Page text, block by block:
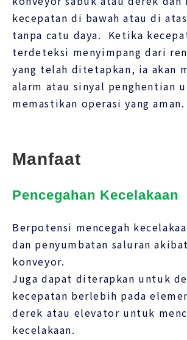
kecepatan di bawah atau di
tanpa catu daya. Ketika
terdeteksi menyimpang dari
yang telah ditetapkan, ia akan
alarm atau sinyal penghentian
memastikan operasi yang aman.
Manfaat
Pencegahan Kecelakaan
Berpotensi mencegah
dan penyumbatan saluran
konveyor.
Juga dapat diterapkan untuk
kecepatan berlebih pada
derek atau elevator untuk
kecelakaan.